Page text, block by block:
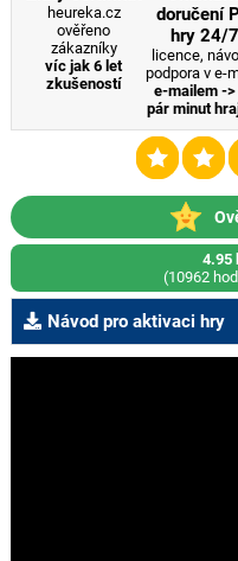
heureka.cz
ověřeno
zákazníky
víc jak 6 let
zkušeností
doručení
hry 24/7
licence,
podpora v e-
e-mailem -
pár minut
4.95
(10962
Návod pro aktivaci hry